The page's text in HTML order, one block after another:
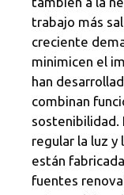
trabajo más
creciente
minimicen el
han
combinan
sostenibilidad.
regular la luz
están
fuentes